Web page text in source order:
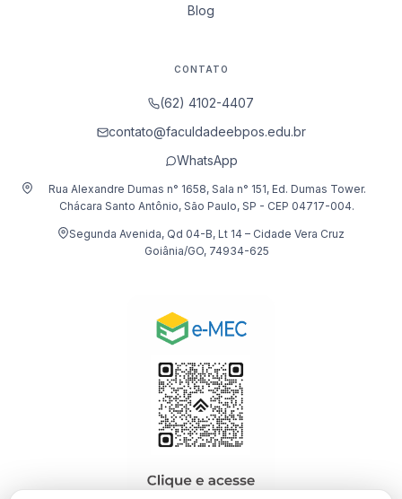
Blog
CONTATO
(62) 4102-4407
contato@faculdadeebpos.edu.br
WhatsApp
Rua Alexandre Dumas n° 1658, Sala n° 151, Ed. Dumas Tower.
Chácara Santo Antônio, São Paulo, SP - CEP 04717-004.
Segunda Avenida, Qd 04-B, Lt 14 – Cidade Vera Cruz
Goiânia/GO, 74934-625